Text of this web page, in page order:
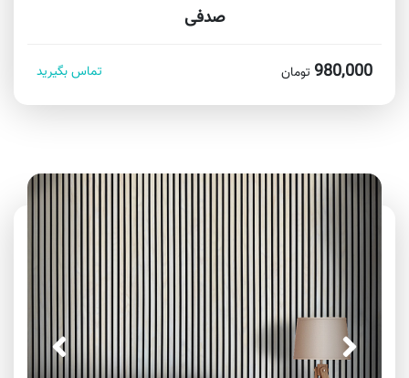
صدفی
980,000 تومان تماس بگیرید